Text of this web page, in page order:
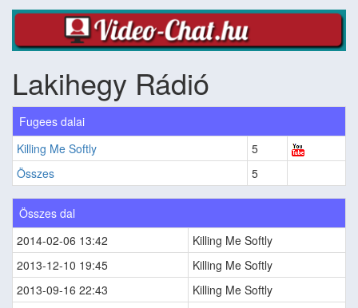
Lakihegy Rádió
Fugees dalai
Killing Me Softly
5
Összes
5
Összes dal
2014-02-06 13:42
Killing Me Softly
2013-12-10 19:45
Killing Me Softly
2013-09-16 22:43
Killing Me Softly